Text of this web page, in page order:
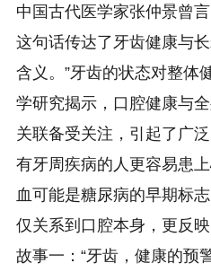
中国古代医学家张仲景曾
这句话传达了牙齿健康与
含义。”牙齿的状态对整体
学研究揭示，口腔健康与
关联备受关注，引起了广
有牙周疾病的人更容易患
血可能是糖尿病的早期标
仅关系到口腔本身，更反
故事一：“牙齿，健康的预